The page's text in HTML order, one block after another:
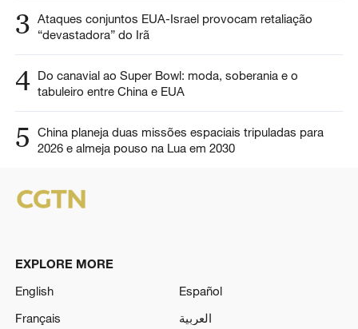
3 Ataques conjuntos EUA-Israel provocam retaliação
“devastadora” do Irã
4 Do canavial ao Super Bowl: moda, soberania e o
tabuleiro entre China e EUA
5
China planeja duas missões espaciais tripuladas para
2026 e almeja pouso na Lua em 2030
EXPLORE MORE
English
Español
Français
العربية